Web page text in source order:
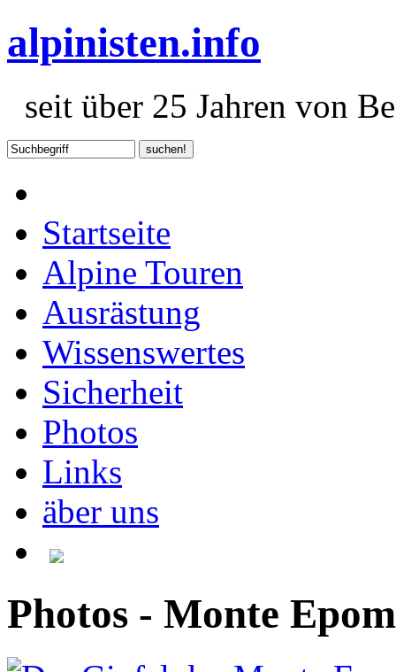
alpinisten.info
seit über 25 Jahren von
Startseite
Alpine Touren
Ausrästung
Wissenswertes
Sicherheit
Photos
Links
äber uns
Photos - Monte